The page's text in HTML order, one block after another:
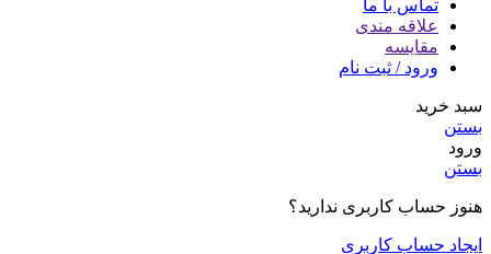
تماس با ما
علاقه مندی
مقایسه
ورود / ثبت نام
سبد خرید
بستن
ورود
بستن
هنوز حساب کاربری ندارید؟
ایجاد حساب کاربری